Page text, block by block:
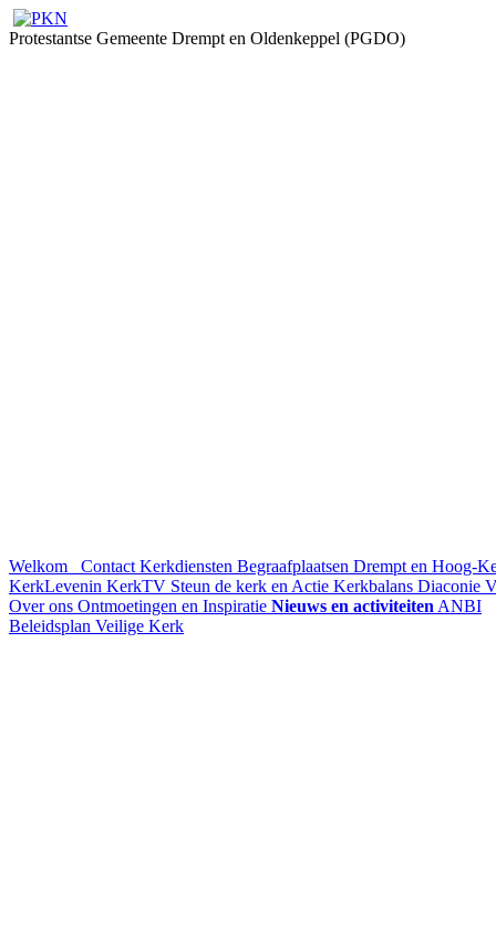
Protestantse Gemeente Drempt en Oldenkeppel (PGDO)
Welkom Contact Kerkdiensten Begraafplaatsen Drempt en Hoog-
KerkLevenin KerkTV Steun de kerk en Actie Kerkbalans Diaconie
Over ons Ontmoetingen en Inspiratie Nieuws en activiteiten ANBI
Beleidsplan Veilige Kerk